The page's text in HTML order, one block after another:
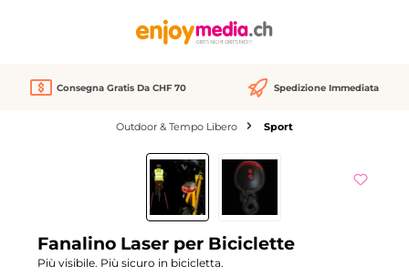
Consegna Gratis Da CHF 70 Spedizione Immediata
Outdoor & Tempo Libero Sport
Salta la galleria di immagini
Fanalino Laser per Biciclette
Più visibile. Più sicuro in bicicletta.